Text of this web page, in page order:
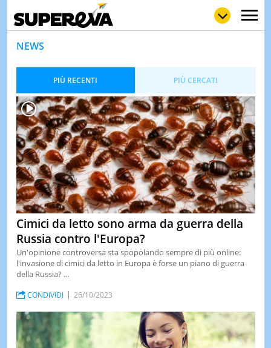
WOW
POP
STORIE
VIDEO
& TV
QUIZ
&
TEST
DI
OGGI
LE
NEWS
PIÙ RECENTI PIÙ CERCATI
Cimici da letto sono arma da guerra della
Russia contro l'Europa?
Un'opinione controversa sta spopolando sempre di più online:
l'invasione di cimici da letto in Europa è forse un piano di guerra
della Russia? ...
CONDIVIDI 26/10/2023